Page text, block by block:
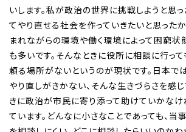
いします。私が政治の世界に挑戦しようと思
てやり直せる社会を作っていきたいと思った
まれながらの環境や働く環境によって困窮状
も多いです。そんなときに役所に相談に行っ
頼る場所がないというのが現状です。日本で
やり直しがきかない、そんな生きづらさを感じ
きに政治が市民に寄り添って助けていかなけ
ています。どんなに小さなことであっても、